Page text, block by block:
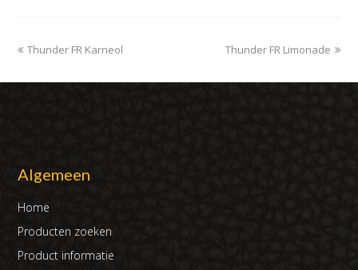
previous
Thunder FR Karneol
next
Thunder FR Limonade
Algemeen
Home
Producten zoeken
Product informatie